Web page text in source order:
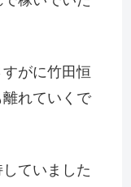
がに竹田恒
れていくで
ていました